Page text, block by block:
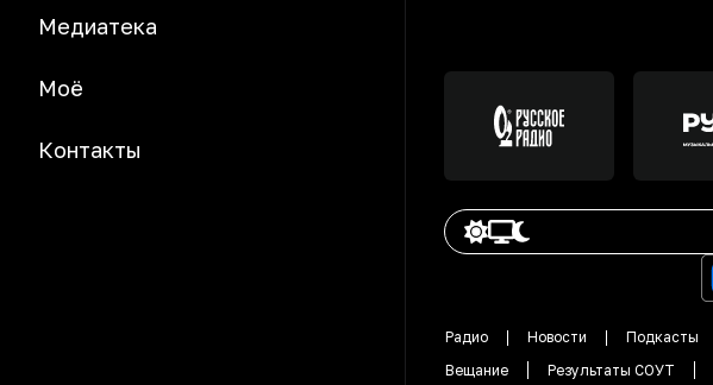
Медиатека
Моё
Контакты
Радио Новости Подкасты
Вещание
Результаты СОУТ